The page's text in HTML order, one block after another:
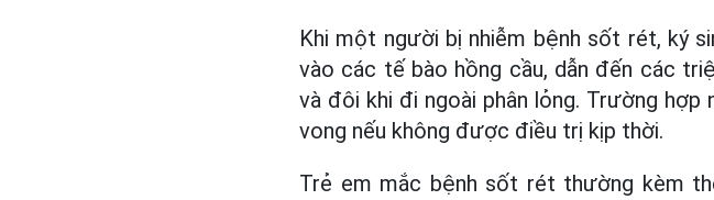
Khi một người bị nhiễm bệnh sốt rét, ký
vào các tế bào hồng cầu, dẫn đến các
và đôi khi đi ngoài phân lỏng. Trường
vong nếu không được điều trị kịp thời.
Trẻ em mắc bệnh sốt rét thường kèm